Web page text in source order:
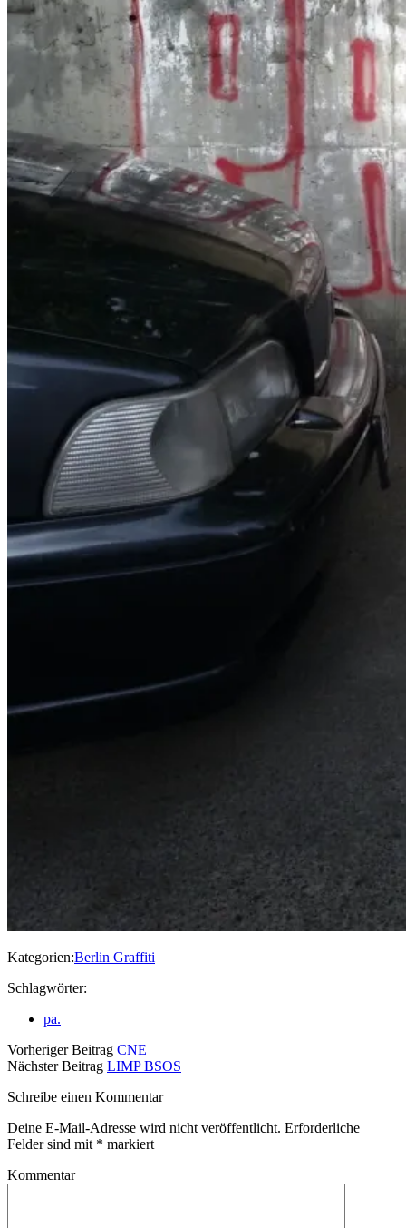
Kategorien:Berlin Graffiti
Schlagwörter:
pa.
Vorheriger Beitrag CNE
Nächster Beitrag LIMP BSOS
Schreibe einen Kommentar
Deine E-Mail-Adresse wird nicht veröffentlicht. Erforderliche
Felder sind mit * markiert
Kommentar